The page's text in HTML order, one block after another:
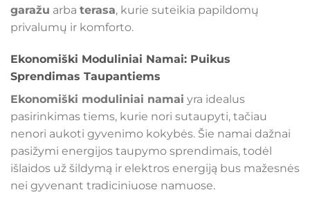
garažu arba terasa, kurie suteikia papildomų
privalumų ir komforto.
Ekonomiški Moduliniai Namai: Puikus
Sprendimas Taupantiems
Ekonomiški moduliniai namai yra idealus
pasirinkimas tiems, kurie nori sutaupyti, tačiau
nenori aukoti gyvenimo kokybės. Šie namai dažnai
pasižymi energijos taupymo sprendimais, todėl
išlaidos už šildymą ir elektros energiją bus mažesnės
nei gyvenant tradiciniuose namuose.